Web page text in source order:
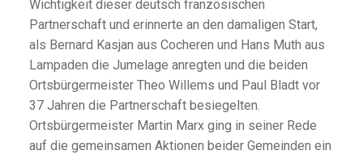
Wichtigkeit dieser deutsch französischen
Partnerschaft und erinnerte an den damaligen Start,
als Bernard Kasjan aus Cocheren und Hans Muth aus
Lampaden die Jumelage anregten und die beiden
Ortsbürgermeister Theo Willems und Paul Bladt vor
37 Jahren die Partnerschaft besiegelten.
Ortsbürgermeister Martin Marx ging in seiner Rede
auf die gemeinsamen Aktionen beider Gemeinden ein